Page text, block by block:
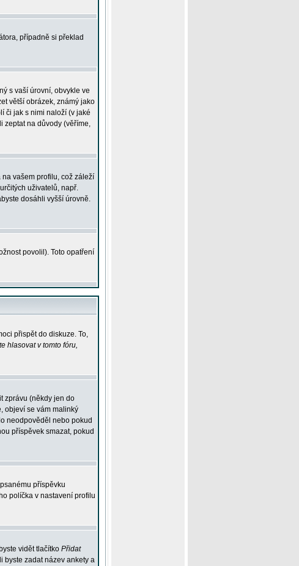
případně si překlad
s vaší úrovní, obvykle ve
větší obrázek, známý jako
či jak s nimi naloží (v jaké
zeptat na důvody (věříme,
vašem profilu, což záleží
uživatelů, např.
dosáhli vyšší úrovně.
povolil). Toto opatření
přispět do diskuze. To,
hlasovat v tomto fóru,
zprávu (někdy jen do
objeví se vám malinký
neodpověděl nebo pokud
příspěvek smazat, pokud
příspěvku
políčka v nastavení profilu
vidět tlačítko Přidat
byste zadat název ankety a